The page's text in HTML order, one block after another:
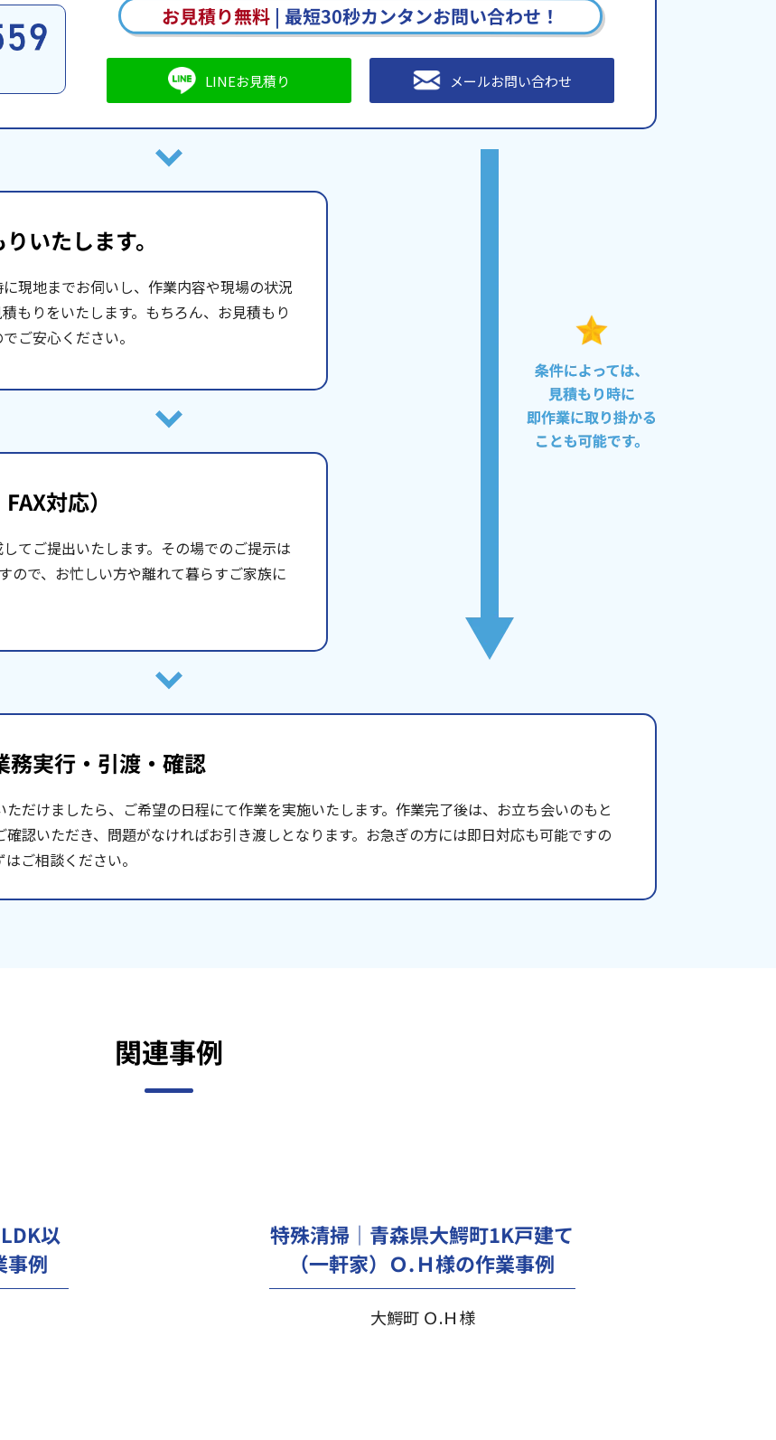
お見積り無料| 最短30秒カンタンお問い合わせ！
LINEお見積り メールお問い合わせ
いたします。
現地までお伺いし、作業内容や現場の状況
もりをいたします。もちろん、お見積もり
ご安心ください。
FAX対応）
てご提出いたします。その場でのご提示は
ので、お忙しい方や離れて暮らすご家族に
務実行・引渡・確認
ただけましたら、ご希望の日程にて作業を実施いたします。作業完了後は、お立ち会いのもと
確認いただき、問題がなければお引き渡しとなります。お急ぎの方には即日対応も可能ですの
はご相談ください。
関連事例
以
事例
特殊清掃｜青森県大鰐町1K戸建て
（一軒家）Ｏ.Ｈ様の作業事例
大鰐町 Ｏ.Ｈ様